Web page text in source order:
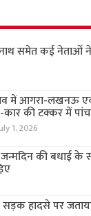
समेत कई
में आगरा-लखनऊ
की टक्कर में
1, 2026
की बधाई के
सड़क हादसे पर